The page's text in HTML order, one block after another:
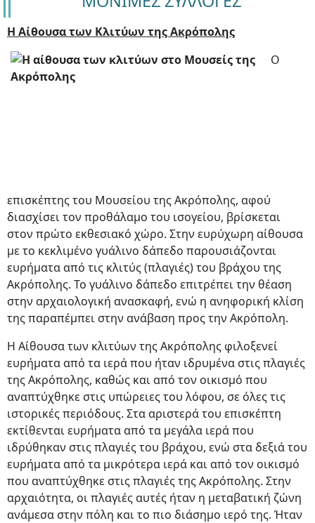
Η Αίθουσα των Κλιτύων της Ακρόπολης
Ο
επισκέπτης του Μουσείου της Ακρόπολης, αφού
διασχίσει τον προθάλαμο του ισογείου, βρίσκεται
στον πρώτο εκθεσιακό χώρο. Στην ευρύχωρη αίθουσα
με το κεκλιμένο γυάλινο δάπεδο παρουσιάζονται
ευρήματα από τις κλιτύς (πλαγιές) του βράχου της
Ακρόπολης. Το γυάλινο δάπεδο επιτρέπει την θέαση
στην αρχαιολογική ανασκαφή, ενώ η ανηφορική κλίση
της παραπέμπει στην ανάβαση προς την Ακρόπολη.
Η Αίθουσα των κλιτύων της Ακρόπολης φιλοξενεί
ευρήματα από τα ιερά που ήταν ιδρυμένα στις πλαγιές
της Ακρόπολης, καθώς και από τον οικισμό που
αναπτύχθηκε στις υπώρειες του λόφου, σε όλες τις
ιστορικές περιόδους. Στα αριστερά του επισκέπτη
εκτίθενται ευρήματα από τα μεγάλα ιερά που
ιδρύθηκαν στις πλαγιές του βράχου, ενώ στα δεξιά του
ευρήματα από τα μικρότερα ιερά και από τον οικισμό
που αναπτύχθηκε στις πλαγιές της Ακρόπολης. Στην
αρχαιότητα, οι πλαγιές αυτές ήταν η μεταβατική ζώνη
ανάμεσα στην πόλη και το πιο διάσημο ιερό της. Ήταν